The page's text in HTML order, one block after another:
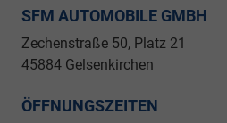
SFM AUTOMOBILE GMBH
Zechenstraße 50, Platz 21
45884 Gelsenkirchen
ÖFFNUNGSZEITEN